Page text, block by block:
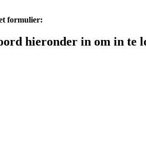
formulier:
hieronder in om in te